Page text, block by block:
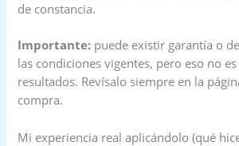
de constancia.
Importante: puede existir garantía o
las condiciones vigentes, pero eso no
resultados. Revísalo siempre en la
compra.
Mi experiencia real aplicándolo (qué